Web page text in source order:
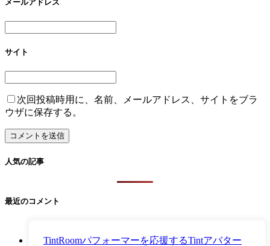
メールアドレス
サイト
次回投稿時用に、名前、メールアドレス、サイトをブラ
ウザに保存する。
人気の記事
最近のコメント
TintRoomパフォーマーを応援するTintアバター